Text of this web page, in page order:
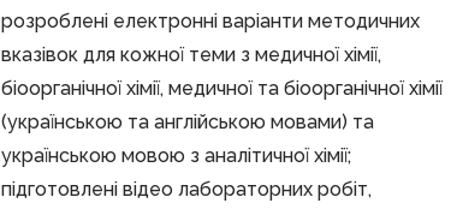
розроблені електронні варіанти методичних
вказівок для кожної теми з медичної хімії,
біоорганічної хімії, медичної та біоорганічної хімії
(українською та англійською мовами) та
українською мовою з аналітичної хімії;
підготовлені відео лабораторних робіт,